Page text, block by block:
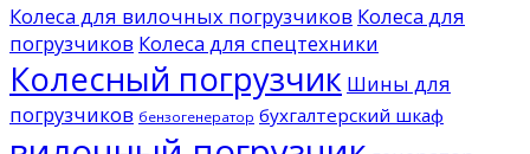
Колеса для вилочных погрузчиков Колеса для
погрузчиков Колеса для спецтехники
Колесный погрузчик Шины для
погрузчиков бензогенератор бухгалтерский шкаф